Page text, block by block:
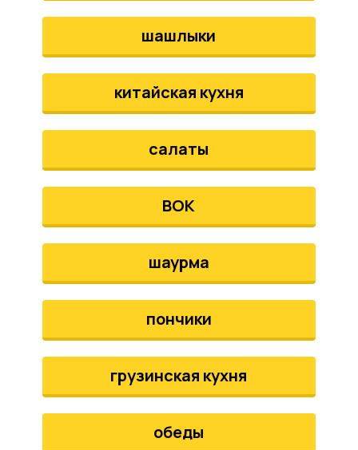
шашлыки
китайская кухня
салаты
ВОК
шаурма
пончики
грузинская кухня
обеды